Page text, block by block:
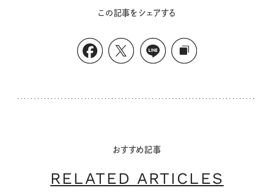
この記事をシェアする
おすすめ記事
RELATED ARTICLES